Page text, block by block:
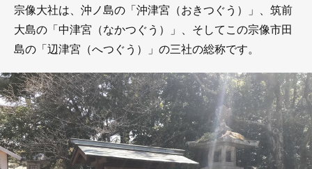
宗像大社は、沖ノ島の「沖津宮（おきつぐう）」、筑前
大島の「中津宮（なかつぐう）」、そしてこの宗像市田
島の「辺津宮（へつぐう）」の三社の総称です。